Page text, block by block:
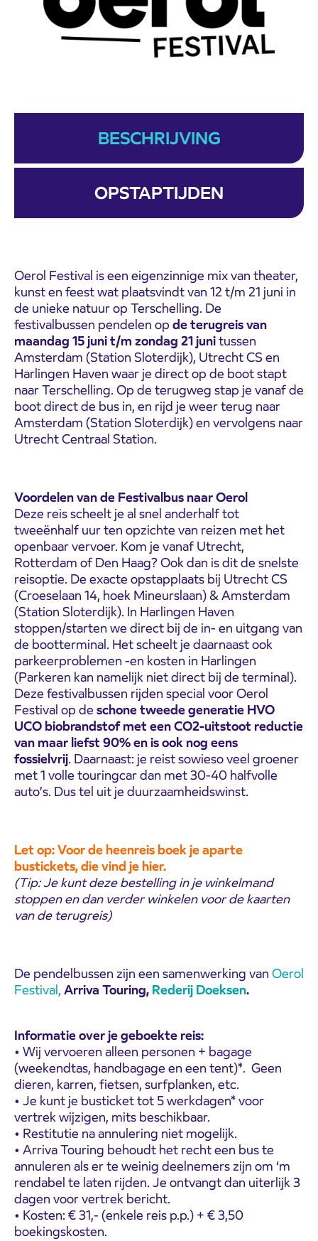
BESCHRIJVING
OPSTAPTIJDEN
Oerol Festival is een eigenzinnige mix van theater,
kunst en feest wat plaatsvindt van 12 t/m 21 juni in
de unieke natuur op Terschelling. De
festivalbussen pendelen op de terugreis van
maandag 15 juni t/m zondag 21 junitussen
Amsterdam (Station Sloterdijk), Utrecht CS en
Harlingen Haven waar je direct op de boot stapt
naar Terschelling. Op de terugweg stap je vanaf de
boot direct de bus in, en rijd je weer terug naar
Amsterdam (Station Sloterdijk) en vervolgens naar
Utrecht Centraal Station.
Voordelen van de Festivalbus naar Oerol
Deze reis scheelt je al snel anderhalf tot
tweeënhalf uur ten opzichte van reizen met het
openbaar vervoer. Kom je vanaf Utrecht,
Rotterdam of Den Haag? Ook dan is dit de snelste
reisoptie. De exacte opstapplaats bij Utrecht CS
(Croeselaan 14, hoek Mineurslaan) & Amsterdam
(Station Sloterdijk). In Harlingen Haven
stoppen/starten we direct bij de in- en uitgang van
de bootterminal. Het scheelt je daarnaast ook
parkeerproblemen -en kosten in Harlingen
(Parkeren kan namelijk niet direct bij de terminal).
Deze festivalbussen rijden special voor Oerol
Festival op de schone tweede generatie HVO
UCO biobrandstof met een CO2-uitstoot reductie
van maar liefst 90% en is ook nog eens
fossielvrij. Daarnaast: je reist sowieso veel groener
met 1 volle touringcar dan met 30-40 halfvolle
auto’s. Dus tel uit je duurzaamheidswinst.
Let op: Voor de heenreis boek je aparte
bustickets, die vind je hier.
(Tip: Je kunt deze bestelling in je winkelmand
stoppen en dan verder winkelen voor de kaarten
van de terugreis)
De pendelbussen zijn een samenwerking van Oerol
Festival, Arriva Touring, Rederij Doeksen.
Informatie over je geboekte reis:
• Wij vervoeren alleen personen + bagage
(weekendtas, handbagage en een tent)*. Geen
dieren, karren, fietsen, surfplanken, etc.
• Je kunt je busticket tot 5 werkdagen* voor
vertrek wijzigen, mits beschikbaar.
• Restitutie na annulering niet mogelijk.
• Arriva Touring behoudt het recht een bus te
annuleren als er te weinig deelnemers zijn om ‘m
rendabel te laten rijden. Je ontvangt dan uiterlijk 3
dagen voor vertrek bericht.
• Kosten: € 31,- (enkele reis p.p.) + € 3,50
boekingskosten.